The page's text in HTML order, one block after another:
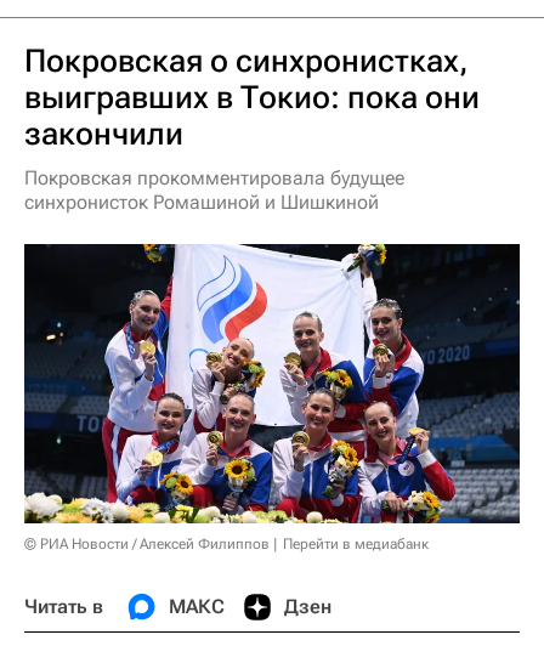
Покровская о синхронистках,
выигравших в Токио: пока они
закончили
Покровская прокомментировала будущее
синхронисток Ромашиной и Шишкиной
© РИА Новости / Алексей Филиппов Перейти в медиабанк
Читать в МАКС Дзен